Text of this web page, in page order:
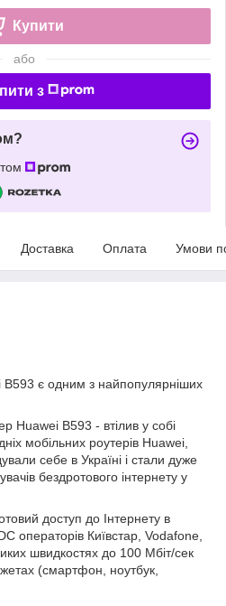
Купити
або
з
Доставка Оплата Умови
B593 є одним з найпопулярніших
Huawei B593 - втілив у собі
мобільних роутерів Huawei,
себе в Україні і стали дуже
бездротового інтернету у
доступ до Інтернету в
операторів Київстар, Vodafone,
швидкостях до 100 Мбіт/сек
(смартфон, ноутбук,